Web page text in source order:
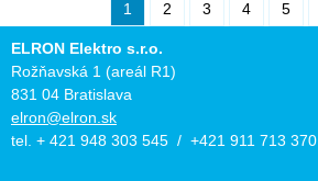
1 2 3 4 5
ELRON Elektro s.r.o.
Rožňavská 1 (areál R1)
831 04 Bratislava
elron@elron.sk
tel. + 421 948 303 545 / +421 911 713 370